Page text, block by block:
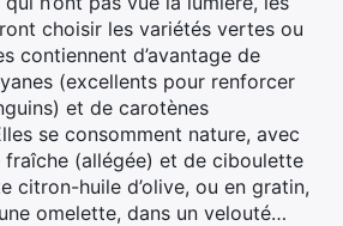
choisir les variétés vertes ou
contiennent d’avantage de
(excellents pour renforcer
et de carotènes
se consomment nature, avec
fraîche (allégée) et de ciboulette
citron-huile d’olive, ou en gratin,
omelette, dans un velouté…